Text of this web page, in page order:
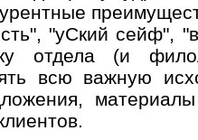
"уСкий сейф",
отдела (и
всю важную